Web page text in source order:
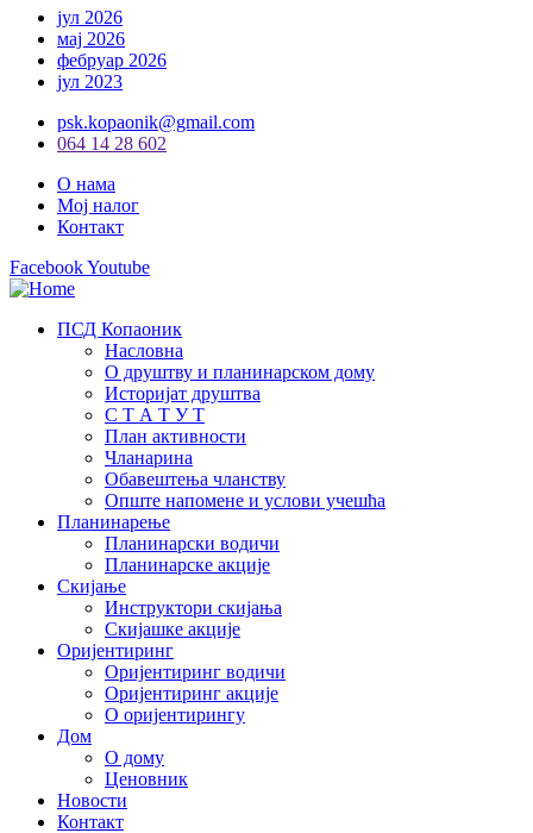
јул 2026
мај 2026
фебруар 2026
јул 2023
psk.kopaonik@gmail.com
064 14 28 602
О нама
Мој налог
Контакт
FacebookYoutube
ПСД Копаоник
Насловна
О друштву и планинарском дому
Историјат друштва
С Т А Т У Т
План активности
Чланарина
Обавештења чланству
Опште напомене и услови учешћа
Планинарење
Планинарски водичи
Планинарске акције
Скијање
Инструктори скијања
Скијашке акције
Оријентиринг
Оријентиринг водичи
Оријентиринг акције
О оријентирингу
Дом
О дому
Ценовник
Новости
Контакт